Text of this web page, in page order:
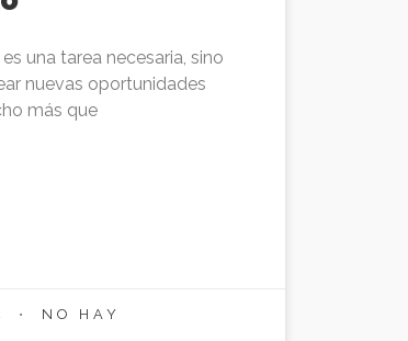
una tarea necesaria, sino
nuevas oportunidades
más que
NO HAY